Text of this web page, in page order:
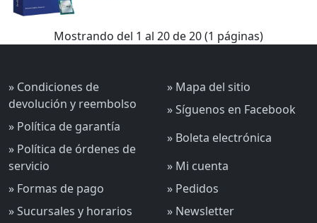
Mostrando del 1 al 20 de 20 (1 páginas)
» Condiciones de
devolución y reembolso
» Política de garantía
» Política de órdenes de
servicio
» Formas de pago
» Sucursales y horarios
» Mapa del sitio
» Síguenos en Facebook
» Boleta electrónica
» Mi cuenta
» Pedidos
» Newsletter